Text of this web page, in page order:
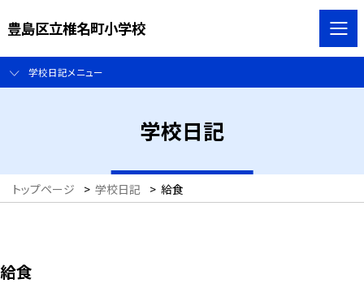
豊島区立椎名町小学校
学校日記メニュー
学校日記
トップページ > 学校日記 > 給食
給食